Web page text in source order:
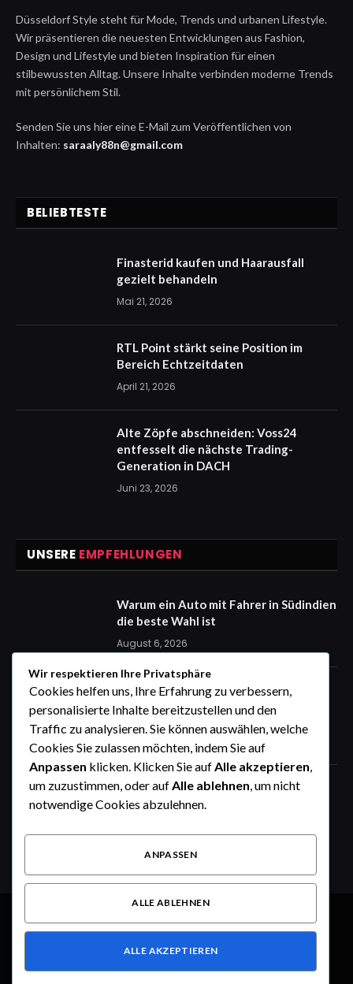
Düsseldorf Style steht für Mode, Trends und urbanen Lifestyle.
Wir präsentieren die neuesten Entwicklungen aus Fashion,
Design und Lifestyle und bieten Inspiration für einen
stilbewussten Alltag. Unsere Inhalte verbinden moderne Trends
mit persönlichem Stil.
Senden Sie uns hier eine E-Mail zum Veröffentlichen von
Inhalten: saraaly88n@gmail.com
BELIEBTESTE
Finasterid kaufen und Haarausfall
gezielt behandeln
Mai 21, 2026
RTL Point stärkt seine Position im
Bereich Echtzeitdaten
April 21, 2026
Alte Zöpfe abschneiden: Voss24
entfesselt die nächste Trading-
Generation in DACH
Juni 23, 2026
UNSERE EMPFEHLUNGEN
Warum ein Auto mit Fahrer in Südindien
die beste Wahl ist
August 6, 2026
STIG ROCK Erfahrungen Monatliche
Rückzahlungen und Rückkaufoption
erklärt
August 4, 2026
STIG ROCK Erfahrungen Deutsch
Seriös oder nicht Ein ausführlicher
© 2026 Alle Rechte vorbehalten.Dusseldorf Style
Wir respektieren Ihre Privatsphäre
Cookies helfen uns, Ihre Erfahrung zu verbessern,
personalisierte Inhalte bereitzustellen und den
Traffic zu analysieren. Sie können auswählen, welche
Cookies Sie zulassen möchten, indem Sie auf
Anpassen klicken. Klicken Sie aufAlle akzeptieren,
um zuzustimmen, oder aufAlle ablehnen, um nicht
notwendige Cookies abzulehnen.
ANPASSEN
ALLE ABLEHNEN
ALLE AKZEPTIEREN